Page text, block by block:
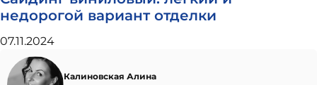
недорогой вариант отделки
07.11.2024
Калиновская Алина